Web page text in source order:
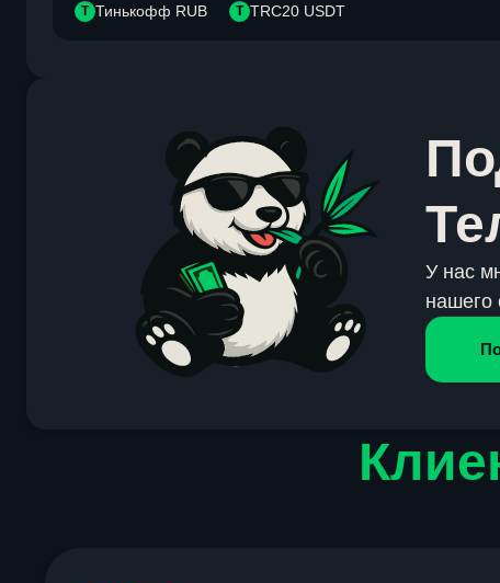
Т Тинькофф RUB T TRC20 USDT
У нас
нашего